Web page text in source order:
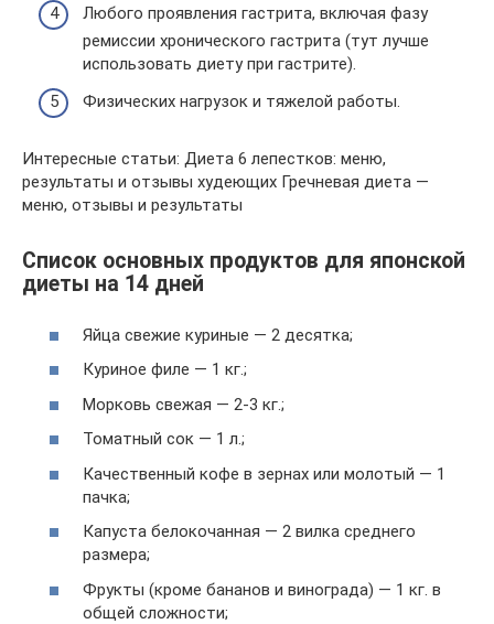
Любого проявления гастрита, включая фазу
ремиссии хронического гастрита (тут лучше
использовать диету при гастрите).
Физических нагрузок и тяжелой работы.
Интересные статьи: Диета 6 лепестков: меню,
результаты и отзывы худеющих Гречневая диета —
меню, отзывы и результаты
Список основных продуктов для японской
диеты на 14 дней
Яйца свежие куриные — 2 десятка;
Куриное филе — 1 кг.;
Морковь свежая — 2-3 кг.;
Томатный сок — 1 л.;
Качественный кофе в зернах или молотый — 1
пачка;
Капуста белокочанная — 2 вилка среднего
размера;
Фрукты (кроме бананов и винограда) — 1 кг. в
общей сложности;